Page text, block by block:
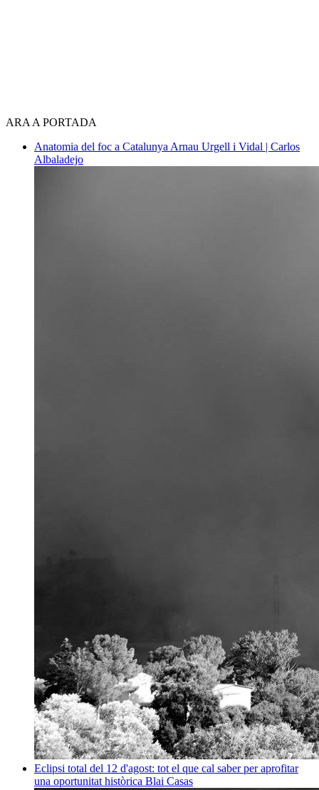
ARA A PORTADA
Anatomia del foc a Catalunya Arnau Urgell i Vidal | Carlos
Albaladejo
Eclipsi total del 12 d'agost: tot el que cal saber per aprofitar
una oportunitat històrica Blai Casas